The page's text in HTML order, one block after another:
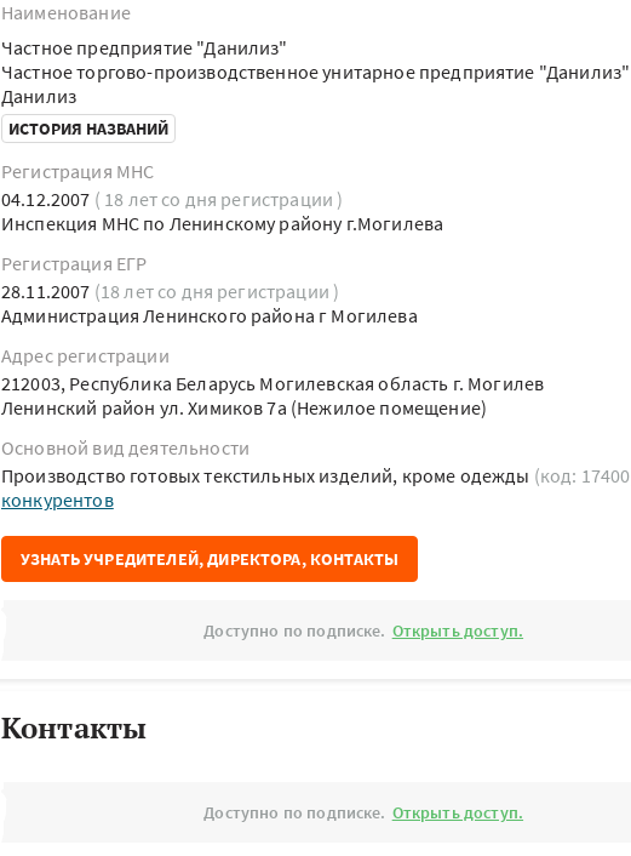
Наименование
Частное предприятие "Данилиз"
Частное торгово-производственное унитарное предприятие "Данилиз"
Данилиз
ИСТОРИЯ НАЗВАНИЙ
Регистрация МНС
04.12.2007 ( 18 лет со дня регистрации )
Инспекция МНС по Ленинскому району г.Могилева
Регистрация ЕГР
28.11.2007 (18 лет со дня регистрации )
Администрация Ленинского района г Могилева
Адрес регистрации
212003, Республика Беларусь Могилевская область г. Могилев
Ленинский район ул. Химиков 7а (Нежилое помещение)
Основной вид деятельности
Производство готовых текстильных изделий, кроме одежды (код:
конкурентов
УЗНАТЬ УЧРЕДИТЕЛЕЙ, ДИРЕКТОРА, КОНТАКТЫ
Доступно по подписке. Открыть доступ.
Контакты
Доступно по подписке. Открыть доступ.